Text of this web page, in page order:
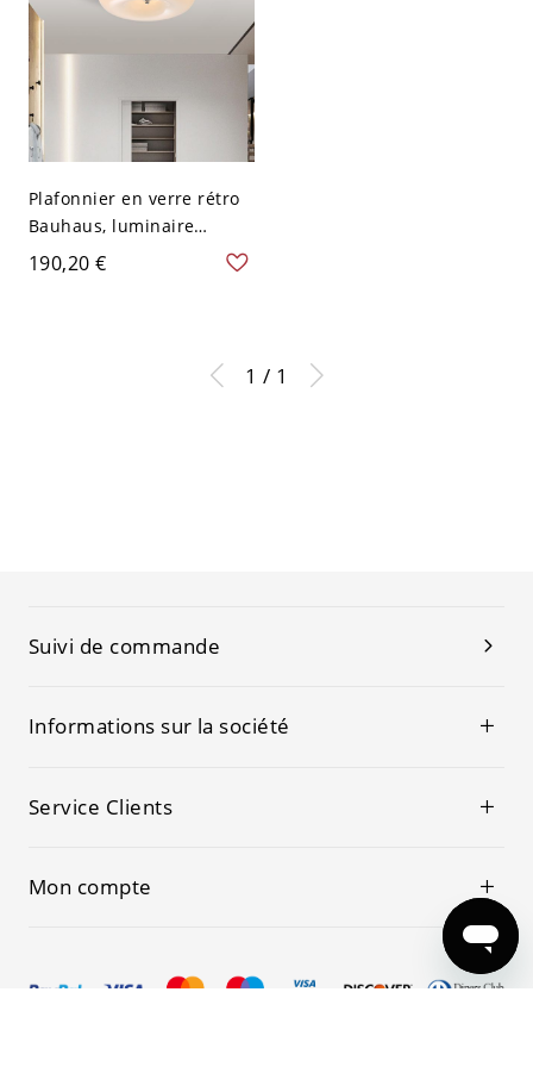
Plafonnier en verre rétro
Bauhaus, luminaire
plafond brillant pour
plafonds bas - 110 V-120 V
190,20 €
1 / 1
Suivi de commande
Informations sur la société
Service Clients
Mon compte